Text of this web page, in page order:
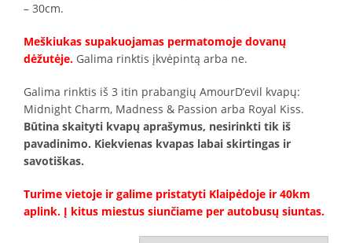
– 30cm.
Meškiukas supakuojamas permatomoje dovanų
dėžutėje. Galima rinktis įkvėpintą arba ne.
Galima rinktis iš 3 itin prabangių AmourD’evil kvapų:
Midnight Charm, Madness & Passion arba Royal Kiss.
Būtina skaityti kvapų aprašymus, nesirinkti tik iš
pavadinimo. Kiekvienas kvapas labai skirtingas ir
savotiškas.
Turime vietoje ir galime pristatyti Klaipėdoje ir 40km
aplink. Į kitus miestus siunčiame per autobusų siuntas.